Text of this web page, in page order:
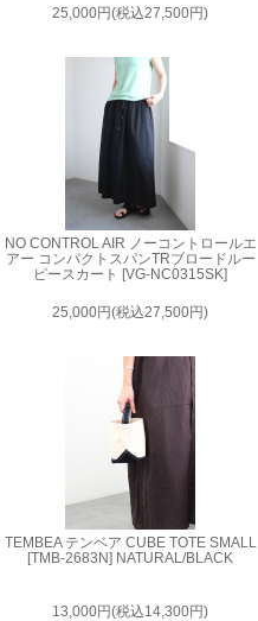
25,000円(税込27,500円)
NO CONTROL AIR ノーコントロールエ
アー コンパクトスパンTRブロードルー
ピースカート [VG-NC0315SK]
25,000円(税込27,500円)
TEMBEA テンベア CUBE TOTE SMALL
[TMB-2683N] NATURAL/BLACK
13,000円(税込14,300円)